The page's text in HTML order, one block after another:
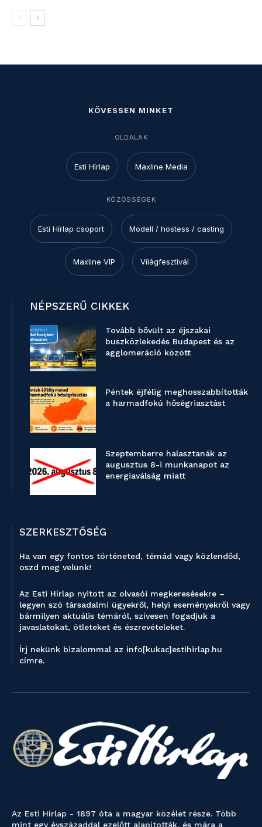
KÖVESSEN MINKET
OLDALAK
Esti Hírlap Maxline Media
KÖZÖSSÉGEK
Esti Hírlap csoport Modell / hostess / casting
Maxline VIP Világfesztivál
NÉPSZERŰ CIKKEK
Tovább bővült az éjszakai
buszközlekedés Budapest és az
agglomeráció között
Péntek éjfélig meghosszabbították
a harmadfokú hőségriasztást
Szeptemberre halasztanák az
augusztus 8-i munkanapot az
energiaválság miatt
SZERKESZTŐSÉG
Ha van egy fontos történeted, témád vagy közlendőd,
oszd meg velünk!
Az Esti Hírlap nyitott az olvasói megkeresésekre –
legyen szó társadalmi ügyekről, helyi eseményekről vagy
bármilyen aktuális témáról, szívesen fogadjuk a
javaslatokat, ötleteket és észrevételeket.
Írj nekünk bizalommal az info[kukac]estihirlap.hu
címre.
Az Esti Hírlap - 1897 óta a magyar közélet része. Több
mint egy évszázaddal ezelőtt alapították, és mára a